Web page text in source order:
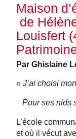
Maison
de
Louisfert
Par Ghislaine
« J’ai choisi
Pour ses nids
L’école
et où il vécut